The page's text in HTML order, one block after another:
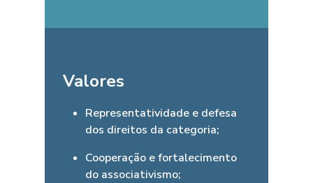
Valores
Representatividade e defesa
dos direitos da categoria;
Cooperação e fortalecimento
do associativismo;